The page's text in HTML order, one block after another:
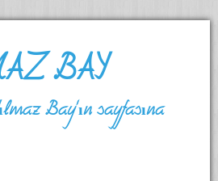
BAY
Bay'ın sayfasına